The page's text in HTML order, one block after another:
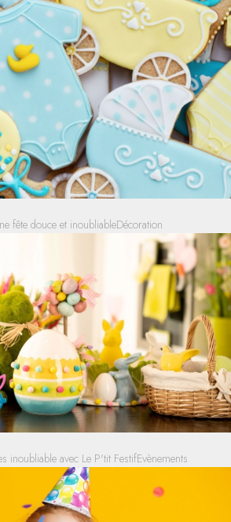
fête douce et inoubliableDécoration
inoubliable avec Le P'tit FestifEvènements